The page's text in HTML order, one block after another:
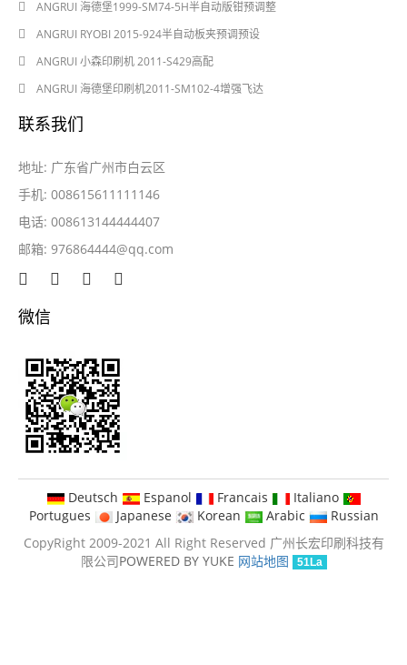
ANGRUI 海德堡1999-SM74-5H半自动版钳预调整
ANGRUI RYOBI 2015-924半自动板夹预调预设
ANGRUI 小森印刷机 2011-S429高配
ANGRUI 海德堡印刷机2011-SM102-4增强飞达
联系我们
地址: 广东省广州市白云区
手机: 008615611111146
电话: 008613144444407
邮箱: 976864444@qq.com
微信
Deutsch Espanol Francais
Italiano
Portugues
Japanese Korean Arabic
Russian
CopyRight 2009-2021 All Right Reserved 广州长宏印刷科技有
限公司POWERED BY YUKE 网站地图 51La